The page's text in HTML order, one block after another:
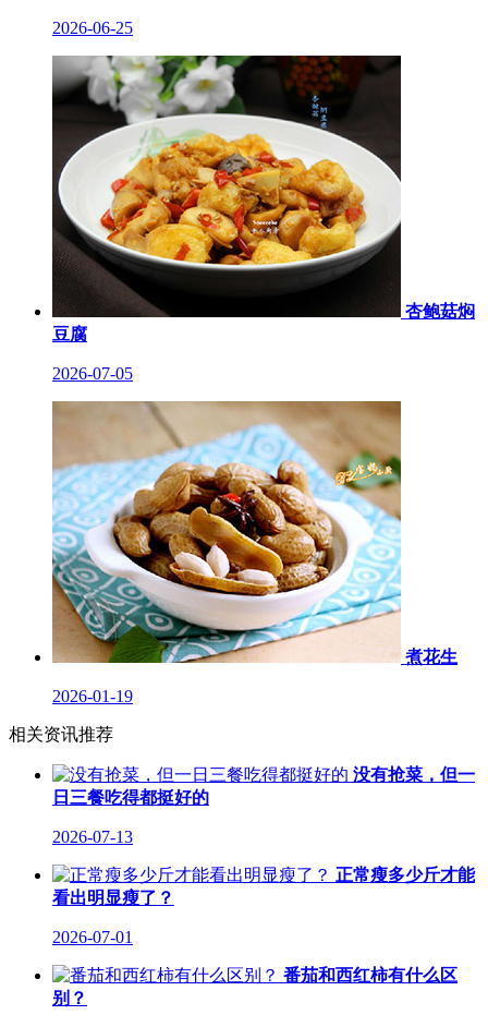
2026-06-25
杏鲍菇焖
豆腐
2026-07-05
煮花生
2026-01-19
相关资讯推荐
没有抢菜，但一
日三餐吃得都挺好的
2026-07-13
正常瘦多少斤才能
看出明显瘦了？
2026-07-01
番茄和西红柿有什么区
别？